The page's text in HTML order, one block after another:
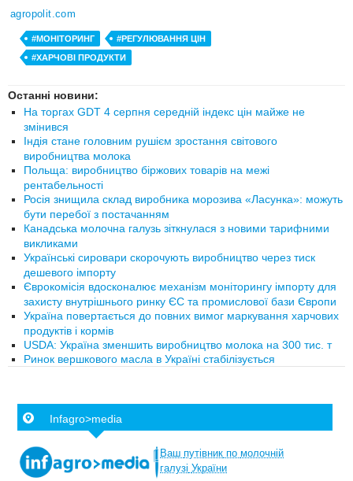
agropolit.com
#МОНІТОРИНГ
#РЕГУЛЮВАННЯ ЦІН
#ХАРЧОВІ ПРОДУКТИ
Останні новини:
На торгах GDT 4 серпня середній індекс цін майже не
змінився
Індія стане головним рушієм зростання світового
виробництва молока
Польща: виробництво біржових товарів на межі
рентабельності
Росія знищила склад виробника морозива «Ласунка»: можуть
бути перебої з постачанням
Канадська молочна галузь зіткнулася з новими тарифними
викликами
Українські сировари скорочують виробництво через тиск
дешевого імпорту
Єврокомісія вдосконалює механізм моніторингу імпорту для
захисту внутрішнього ринку ЄС та промислової бази Європи
Україна повертається до повних вимог маркування харчових
продуктів і кормів
USDA: Україна зменшить виробництво молока на 300 тис. т
Ринок вершкового масла в Україні стабілізується
Infagro>media
Ваш путівник по молочній
галузі України